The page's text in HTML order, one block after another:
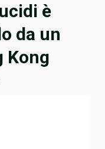
è
da un
Kong